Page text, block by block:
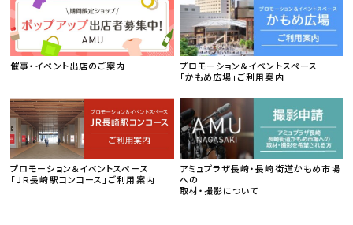
催事・イベント出店のご案内
プロモーション＆イベントスペース
「かもめ広場」ご利用案内
プロモーション＆イベントスペース
「ＪＲ長崎駅コンコース」ご利用案内
アミュプラザ長崎・長崎街道かもめ市場
への
取材・撮影について